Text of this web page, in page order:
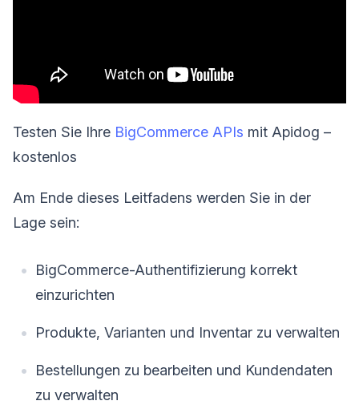
Testen Sie Ihre BigCommerce APIs mit Apidog –
kostenlos
Am Ende dieses Leitfadens werden Sie in der
Lage sein:
BigCommerce-Authentifizierung korrekt
einzurichten
Produkte, Varianten und Inventar zu verwalten
Bestellungen zu bearbeiten und Kundendaten
zu verwalten